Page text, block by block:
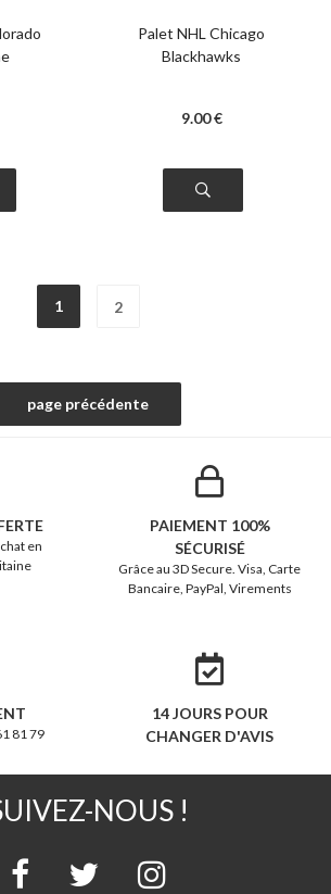
Palet NHL Chicago
Blackhawks
9.00 €
1 2
en
PAIEMENT 100%
SÉCURISÉ
Grâce au 3D Secure. Visa, Carte
Bancaire, PayPal, Virements
81 79
14 JOURS POUR
CHANGER D'AVIS
NOUS !